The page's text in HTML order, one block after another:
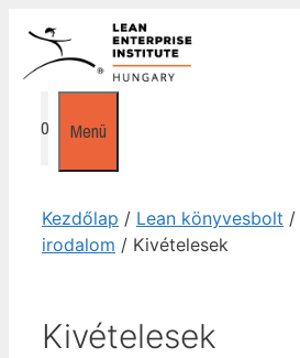
Kilépés
tartalomba
0 Menü
Kezdőlap / Lean könyvesbolt /
irodalom / Kivételesek
Kivételesek